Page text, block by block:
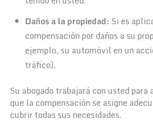
Daños a la propiedad: Si es
compensación por daños a su
ejemplo, su automóvil en un
tráfico).
Su abogado trabajará con usted para
que la compensación se asigne
cubrir todas sus necesidades.